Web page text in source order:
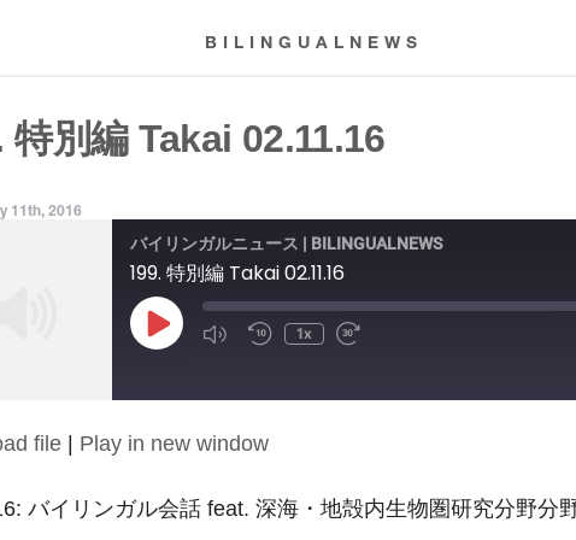
BILINGUALNEWS
特別編 Takai 02.11.16
11th, 2016
バイリンガルニュース | BILINGUALNEWS
199. 特別編 Takai 02.11.16
Play
Episode
1x
file | Play in new window
バイリンガル会話 feat. 深海・地殻内生物圏研究分野分